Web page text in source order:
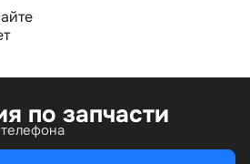
по запчасти